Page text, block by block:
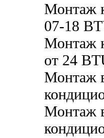
Монтаж
07-18
Монтаж
от 24
Монтаж
Монтаж